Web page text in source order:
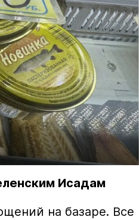
Исадам
на базаре. Все